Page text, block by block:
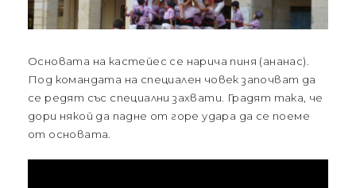
Основата на кастейес се нарича пиня (ананас).
Под командата на специален човек започват да
се редят със специални захвати. Градят така, че
дори някой да падне от горе удара да се поеме
от основата.